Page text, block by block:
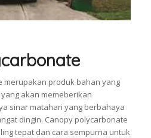
merupakan produk bahan yang
akan memeberikan
sinar matahari yang berbahaya
dingin. Canopy polycarbonate
tepat dan cara sempurna untuk